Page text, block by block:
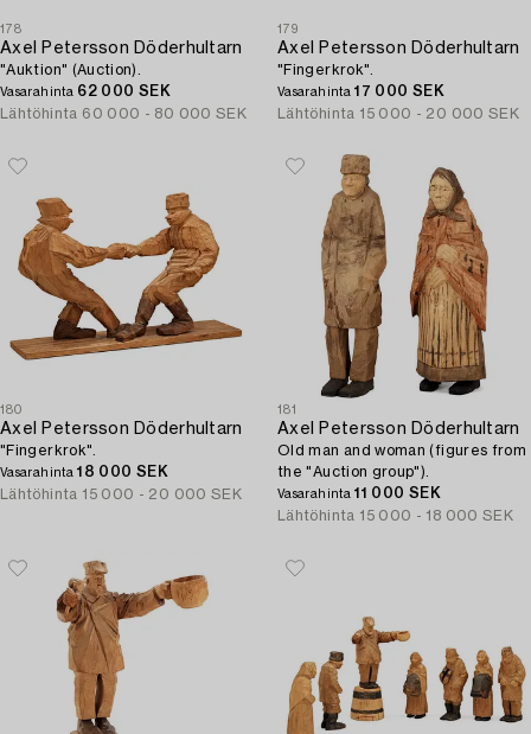
178
Axel Petersson Döderhultarn
"Auktion" (Auction).
Vasarahinta 62 000 SEK
Lähtöhinta 60 000 - 80 000 SEK
179
Axel Petersson Döderhultarn
"Fingerkrok".
Vasarahinta17 000 SEK
Lähtöhinta 15 000 - 20 000 SEK
180
Axel Petersson Döderhultarn
"Fingerkrok".
Vasarahinta18 000 SEK
Lähtöhinta 15 000 - 20 000 SEK
181
Axel Petersson Döderhultarn
Old man and woman (figures from
the "Auction group").
Vasarahinta11 000 SEK
Lähtöhinta 15 000 - 18 000 SEK